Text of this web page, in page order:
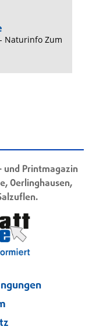
Naturinfo Zum
und Printmagazin
Oerlinghausen,